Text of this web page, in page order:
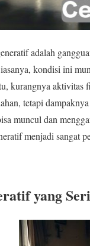
adalah
kondisi ini
kurangnya
tetapi
muncul dan
menjadi sangat
yang